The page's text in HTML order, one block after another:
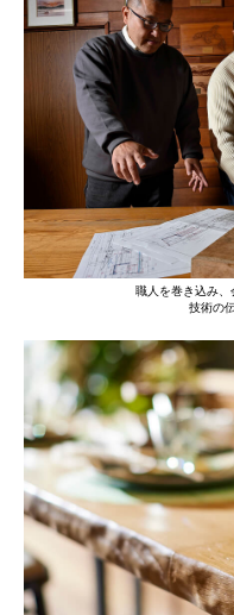
職人を巻き込み、
技術の